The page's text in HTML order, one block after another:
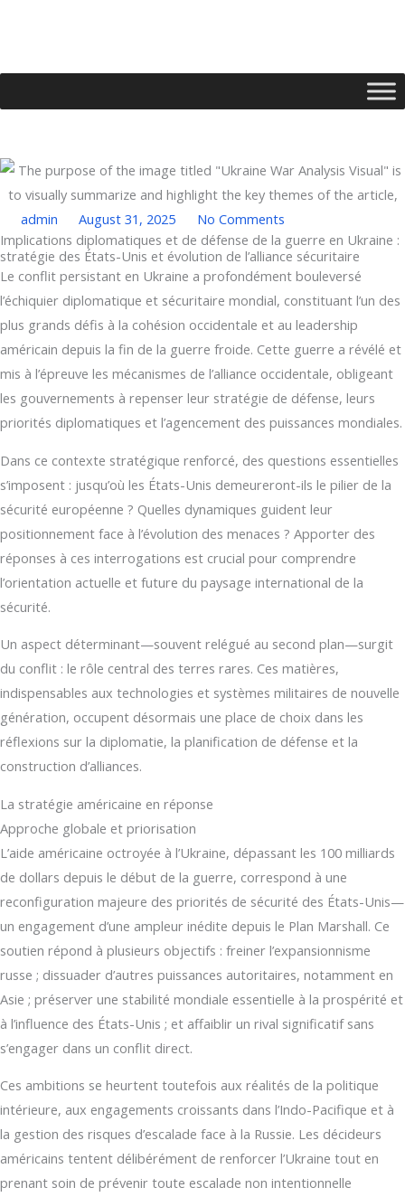
admin August 31, 2025
No Comments
Implications diplomatiques et de défense de la guerre en Ukraine :
stratégie des États-Unis et évolution de l’alliance sécuritaire
Le conflit persistant en Ukraine a profondément bouleversé
l’échiquier diplomatique et sécuritaire mondial, constituant l’un des
plus grands défis à la cohésion occidentale et au leadership
américain depuis la fin de la guerre froide. Cette guerre a révélé et
mis à l’épreuve les mécanismes de l’alliance occidentale, obligeant
les gouvernements à repenser leur stratégie de défense, leurs
priorités diplomatiques et l’agencement des puissances mondiales.
Dans ce contexte stratégique renforcé, des questions essentielles
s’imposent : jusqu’où les États-Unis demeureront-ils le pilier de la
sécurité européenne ? Quelles dynamiques guident leur
positionnement face à l’évolution des menaces ? Apporter des
réponses à ces interrogations est crucial pour comprendre
l’orientation actuelle et future du paysage international de la
sécurité.
Un aspect déterminant—souvent relégué au second plan—surgit
du conflit : le rôle central des terres rares. Ces matières,
indispensables aux technologies et systèmes militaires de nouvelle
génération, occupent désormais une place de choix dans les
réflexions sur la diplomatie, la planification de défense et la
construction d’alliances.
La stratégie américaine en réponse
Approche globale et priorisation
L’aide américaine octroyée à l’Ukraine, dépassant les 100 milliards
de dollars depuis le début de la guerre, correspond à une
reconfiguration majeure des priorités de sécurité des États-Unis—
un engagement d’une ampleur inédite depuis le Plan Marshall. Ce
soutien répond à plusieurs objectifs : freiner l’expansionnisme
russe ; dissuader d’autres puissances autoritaires, notamment en
Asie ; préserver une stabilité mondiale essentielle à la prospérité et
à l’influence des États-Unis ; et affaiblir un rival significatif sans
s’engager dans un conflit direct.
Ces ambitions se heurtent toutefois aux réalités de la politique
intérieure, aux engagements croissants dans l’Indo-Pacifique et à
la gestion des risques d’escalade face à la Russie. Les décideurs
américains tentent délibérément de renforcer l’Ukraine tout en
prenant soin de prévenir toute escalade non intentionnelle
Type your email…